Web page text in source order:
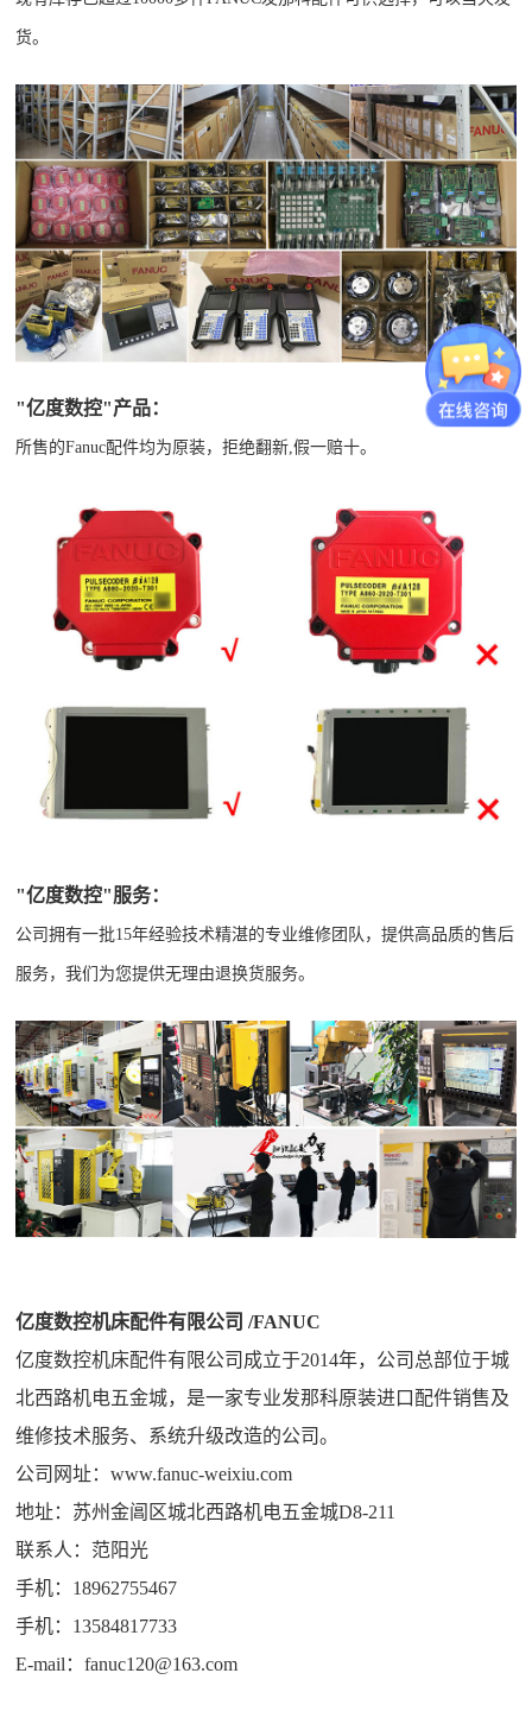
货。
"亿度数控"产品：
所售的Fanuc配件均为原装，拒绝翻新,假一赔十。
"亿度数控"服务：
公司拥有一批15年经验技术精湛的专业维修团队，提供高品质的售后
服务，我们为您提供无理由退换货服务。
亿度数控机床配件有限公司 /FANUC
亿度数控机床配件有限公司成立于2014年，公司总部位于城
北西路机电五金城，是一家专业发那科原装进口配件销售及
维修技术服务、系统升级改造的公司。
公司网址：www.fanuc-weixiu.com
地址：苏州金阊区城北西路机电五金城D8-211
联系人：范阳光
手机：18962755467
手机：13584817733
E-mail：fanuc120@163.com